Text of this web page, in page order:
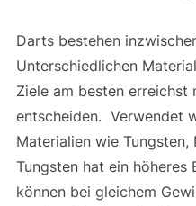
Darts bestehen
Unterschiedlichen
Ziele am besten erreichst
entscheiden. Verwendet
Materialien wie Tungsten,
Tungsten hat ein
können bei gleichem